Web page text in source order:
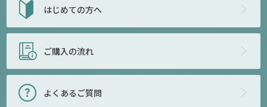
はじめての方へ
ご購入の流れ
よくあるご質問